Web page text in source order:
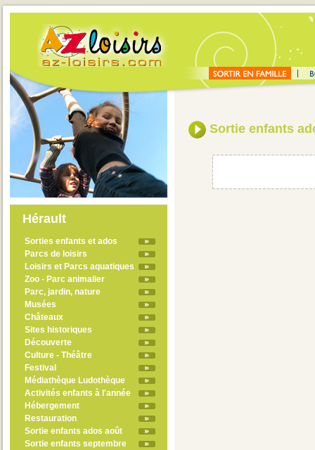
Hérault
Sorties enfants et ados
Parcs de loisirs
Loisirs et Parcs aquatiques
Zoo - Parc animalier
Parc, jardin, nature
Musées
Châteaux
Sites historiques
Découverte
Culture - Théâtre
Festival
Médiathèque Ludothèque
Activités enfants à l'année
Hébergement
Restauration
Sortie enfants ados août
Sortie enfants septembre
Sortie enfants